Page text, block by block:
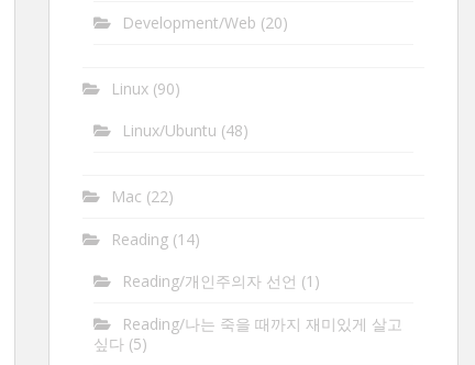
Development/Web (20)
Linux(90)
Linux/Ubuntu (48)
Mac (22)
Reading(14)
Reading/개인주의자 선언 (1)
Reading/나는 죽을 때까지 재미있게 살고
싶다(5)